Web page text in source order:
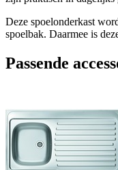
Deze spoelonderkast
spoelbak. Daarmee is
Passende